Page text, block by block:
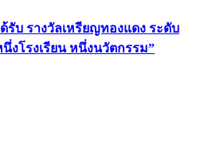
รับ รางวัลเหรียญทองแดง ระดับ
งโรงเรียน หนึ่งนวัตกรรม”